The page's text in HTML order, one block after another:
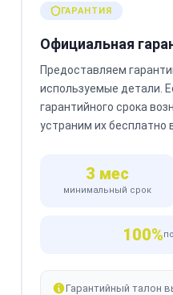
ГАРАНТИЯ
Официальная
Предоставляем
используемые детали.
гарантийного срока
устраним их бесплатно
3 мес
минимальный срок
100%
Гарантийный талон